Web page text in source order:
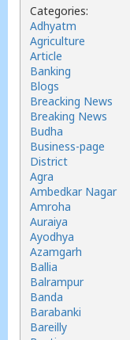
Categories:
Adhyatm
Agriculture
Article
Banking
Blogs
Breacking News
Breaking News
Budha
Business-page
District
Agra
Ambedkar Nagar
Amroha
Auraiya
Ayodhya
Azamgarh
Ballia
Balrampur
Banda
Barabanki
Bareilly